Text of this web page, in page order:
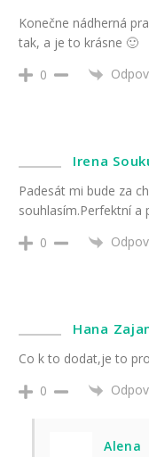
Konečne nádherná
tak, a je to krásne 🙂
0
Irena
Padesát mi bude za
souhlasím.Perfektní a
0
Hana
Co k to dodat,je to
0
Alena